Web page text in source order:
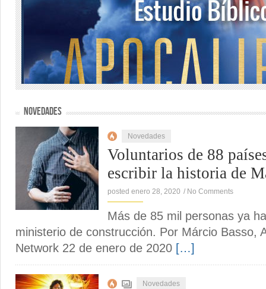
NOVEDADES
Novedades
Voluntarios de 88
escribir la historia de
posted enero 28, 2020 / No Comments
Más de 85 mil personas ya
ministerio de construcción. Por Márcio Basso,
Network 22 de enero de 2020 […]
Novedades